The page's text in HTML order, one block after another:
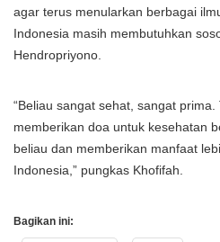
agar terus menularkan berbagai
Indonesia masih membutuhkan
Hendropriyono.
“Beliau sangat sehat, sangat
memberikan doa untuk kesehatan
beliau dan memberikan manfaat
Indonesia,” pungkas Khofifah.
Bagikan ini: